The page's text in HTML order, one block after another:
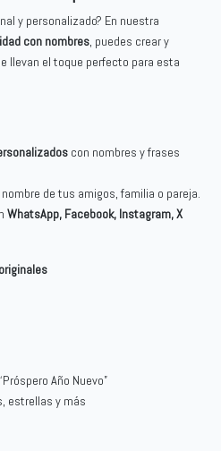
y personalizado? En nuestra
con nombres, puedes crear y
llevan el toque perfecto para esta
con nombres y frases
de tus amigos, familia o pareja.
WhatsApp, Facebook, Instagram, X
Año Nuevo”
estrellas y más